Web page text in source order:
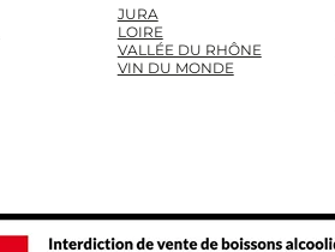
JURA
LOIRE
VALLÉE DU RHÔNE
VIN DU MONDE